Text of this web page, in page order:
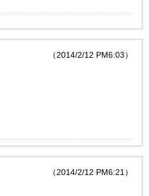
（2014/2/12 PM6:03）
（2014/2/12 PM6:21）